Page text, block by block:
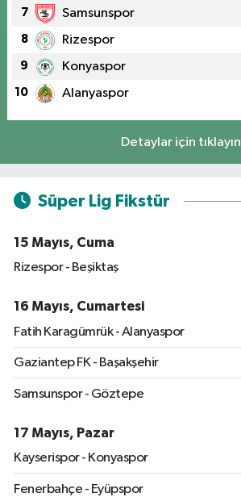
7 Samsunspor
8 Rizespor
9 Konyaspor
10 Alanyaspor
Detaylar için tıklayın
Süper Lig Fikstür
15 Mayıs, Cuma
Rizespor - Beşiktaş
16 Mayıs, Cumartesi
Fatih Karagümrük - Alanyaspor
Gaziantep FK - Başakşehir
Samsunspor - Göztepe
17 Mayıs, Pazar
Kayserispor - Konyaspor
Fenerbahçe - Eyüpspor